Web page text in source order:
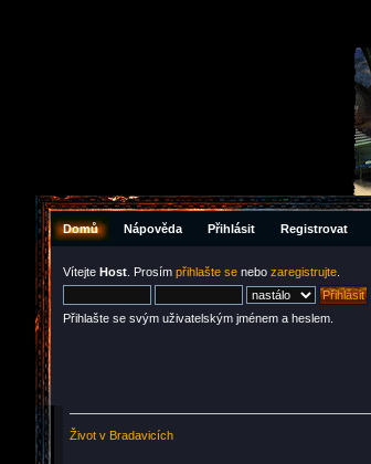
Domů Nápověda Přihlásit Registrovat
Vítejte Host . Prosím přihlašte se nebo zaregistrujte
Přihlašte se svým uživatelským jménem a heslem.
Život v Bradavicích